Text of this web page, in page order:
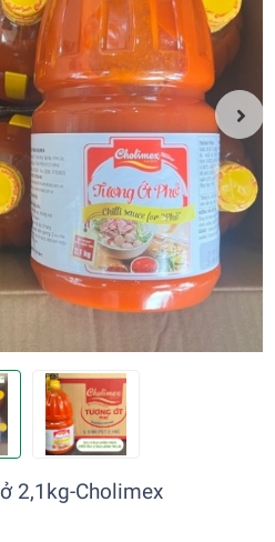
2,1kg-Cholimex